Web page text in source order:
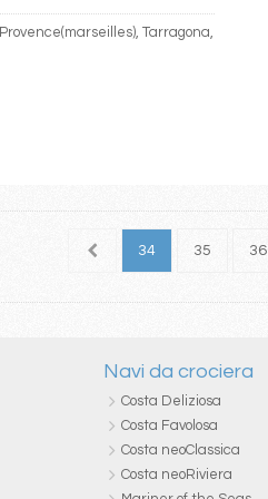
Tarragona,
33 34 35 36
Navi da crociera
Costa Deliziosa
Costa Favolosa
Costa neoClassica
Costa neoRiviera